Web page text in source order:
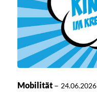
Mobilität– 24.06.2026